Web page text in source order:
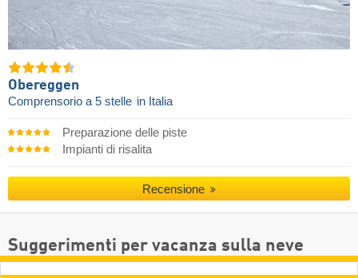
Obereggen
Comprensorio a 5 stelle in Italia
Preparazione delle piste
Impianti di risalita
Recensione
Suggerimenti per vacanza sulla neve